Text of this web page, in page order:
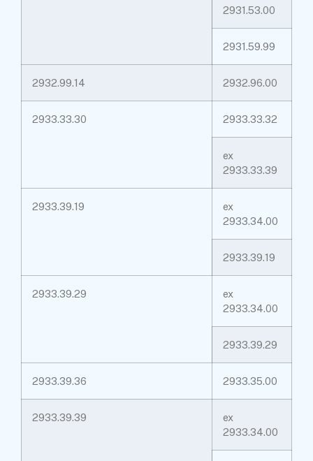
2931.53.00
2931.59.99
2932.99.14 2932.96.00
2933.33.30 2933.33.32
ex
2933.33.39
2933.39.19
ex
2933.34.00
2933.39.19
2933.39.29
ex
2933.34.00
2933.39.29
2933.39.36 2933.35.00
2933.39.39
ex
2933.34.00